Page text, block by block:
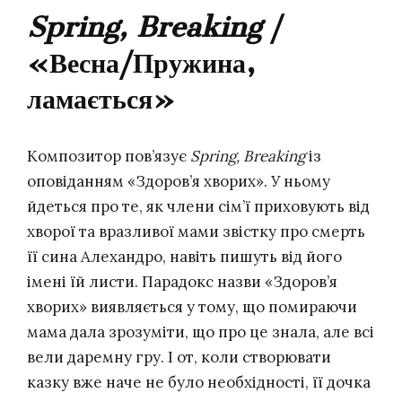
Spring, Breaking/
«Весна/Пружина,
ламається»
Композитор пов’язує Spring, Breakingіз
оповіданням «Здоров’я хворих». У ньому
йдеться про те, як члени сім’ї приховують від
хворої та вразливої мами звістку про смерть
її сина Алехандро, навіть пишуть від його
імені їй листи. Парадокс назви «Здоров’я
хворих» виявляється у тому, що помираючи
мама дала зрозуміти, що про це знала, але всі
вели даремну гру. І от, коли створювати
казку вже наче не було необхідності, її дочка